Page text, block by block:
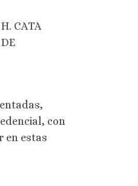
CATA
con
en estas